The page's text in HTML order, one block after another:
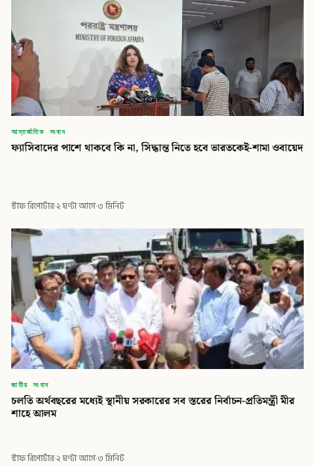
আন্তর্জাতিক সংবাদ
ফ্যাসিবাদের পাশে থাকবে কি না, সিদ্ধান্ত নিতে হবে ভারতকেই-শামা ওবায়েদ
স্টাফ রিপোর্টার·২ ঘণ্টা আগে·৩ মিনিট
জাতীয় সংবাদ
চলতি অর্থবছরের মধ্যেই স্থানীয় সরকারের সব স্তরের নির্বাচন-প্রতিমন্ত্রী মীর
শাহে আলম
স্টাফ রিপোর্টার·২ ঘণ্টা আগে·৩ মিনিট